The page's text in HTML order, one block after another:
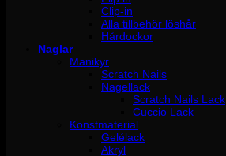
Clip-in
Alla tillbehör löshår
Hårdockor
Naglar
Manikyr
Scratch Nails
Nagellack
Scratch Nails Lack
Cuccio Lack
Konstmaterial
Gelélack
Akryl